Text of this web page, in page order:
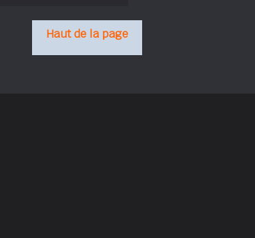
Haut de la page